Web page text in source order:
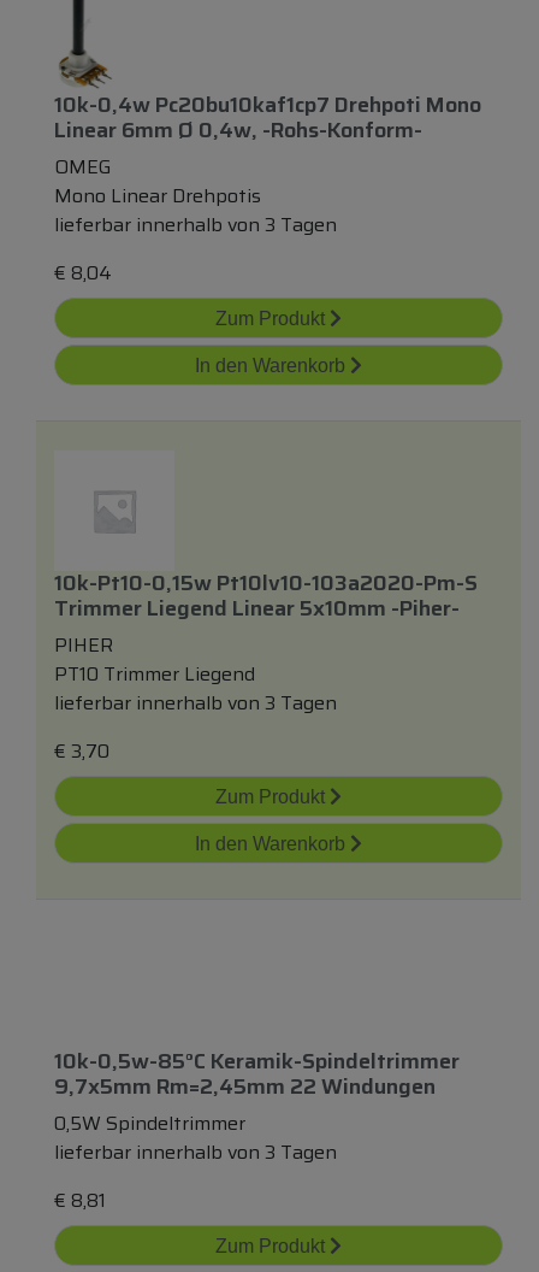
10k-0,4w Pc20bu10kaf1cp7 Drehpoti Mono
Linear 6mm Ø 0,4w, -rohs-Konform-
OMEG
Mono Linear Drehpotis
lieferbar innerhalb von 3 Tagen
€ 8,04
Zum Produkt
In den Warenkorb
10k-Pt10-0,15w Pt10lv10-103a2020-Pm-S
Trimmer Liegend Linear 5x10mm -piher-
PIHER
PT10 Trimmer Liegend
lieferbar innerhalb von 3 Tagen
€ 3,70
Zum Produkt
In den Warenkorb
10k-0,5w-85°c Keramik-Spindeltrimmer
9,7x5mm Rm=2,45mm 22 Windungen
0,5W Spindeltrimmer
lieferbar innerhalb von 3 Tagen
€ 8,81
Zum Produkt